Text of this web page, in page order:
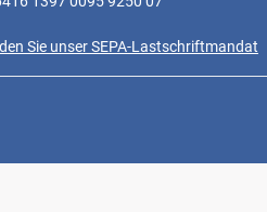
Sie unser SEPA-Lastschriftmandat